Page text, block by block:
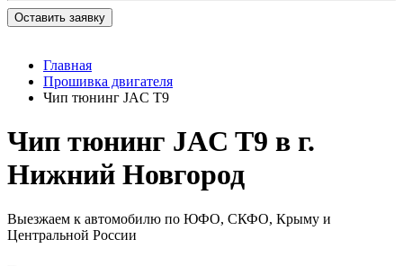
Оставить заявку
Главная
Прошивка двигателя
Чип тюнинг JAC T9
Чип тюнинг JAC T9 в г.
Нижний Новгород
Выезжаем к автомобилю по ЮФО, СКФО, Крыму и
Центральной России